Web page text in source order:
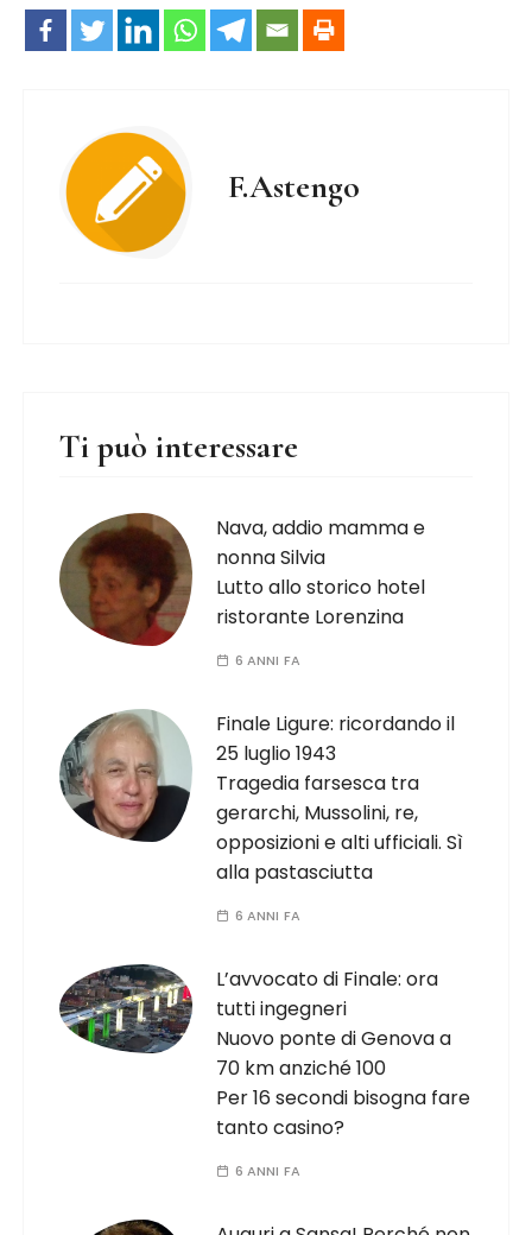
F.Astengo
Ti può interessare
Nava, addio mamma e
nonna Silvia
Lutto allo storico hotel
ristorante Lorenzina
6 ANNI FA
Finale Ligure: ricordando il
25 luglio 1943
Tragedia farsesca tra
gerarchi, Mussolini, re,
opposizioni e alti ufficiali. Sì
alla pastasciutta
6 ANNI FA
L’avvocato di Finale: ora
tutti ingegneri
Nuovo ponte di Genova a
70 km anziché 100
Per 16 secondi bisogna fare
tanto casino?
6 ANNI FA